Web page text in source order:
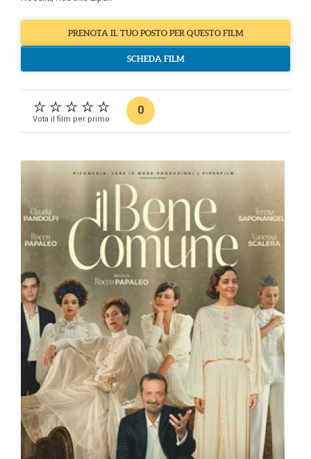
PRENOTA IL TUO POSTO PER QUESTO FILM
SCHEDA FILM
Vota il film per primo
0